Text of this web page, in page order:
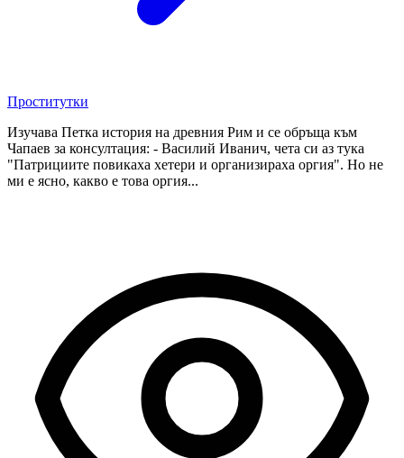
Проститутки
Изучава Петка история на древния Рим и се обръща към
Чапаев за консултация: - Василий Иванич, чета си аз тука
"Патрициите повикаха хетери и организираха оргия". Но не
ми е ясно, какво е това оргия...